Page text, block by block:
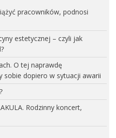
pracowników, podnosi
estetycznej – czyli jak
O tej naprawdę
sobie dopiero w sytuacji awarii
Rodzinny koncert,